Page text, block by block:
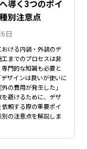
導く3つのポイ
別注意点
日
おける内装・外装のデ
工までのプロセスは非
専門的な知識も必要と
デザインは良いが使いに
の費用が発生した」
を避けるために、デザ
依頼する際の重要ポイ
別の注意点を解説しま